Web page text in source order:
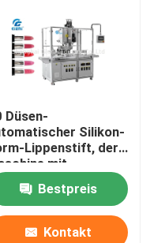
Düsen-
Silikon-
Lippenstift, der
mit
Behältern
Bestpreis
Kontakt